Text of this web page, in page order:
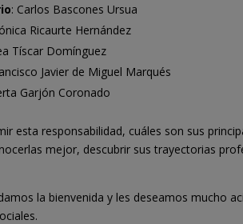
: Carlos Bascones Ursua
Ricaurte Hernández
Tíscar Domínguez
Javier de Miguel Marqués
Garjón Coronado
esta responsabilidad, cuáles son sus
mejor, descubrir sus trayectorias
la bienvenida y les deseamos mucho